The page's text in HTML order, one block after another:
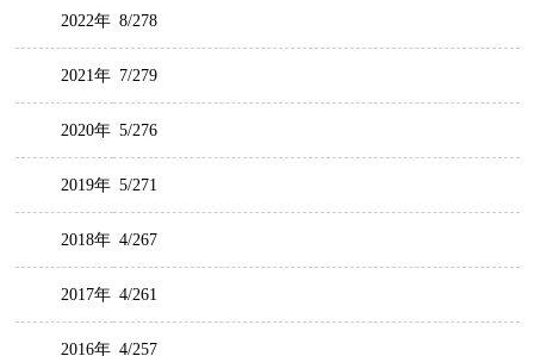
2022年 8/278
2021年 7/279
2020年 5/276
2019年 5/271
2018年 4/267
2017年 4/261
2016年 4/257